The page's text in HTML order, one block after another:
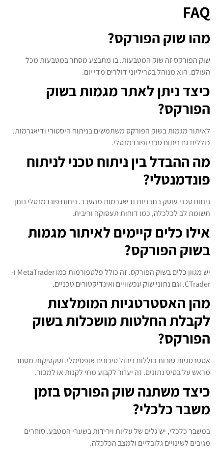
FAQ
מהו שוק הפורקס?
שוק הפורקס זה שוק המטבעות. בו מתבצע מסחר במטבעות מכל
העולם. הוא מנוהל בטריליוני דולרים מדי יום.
כיצד ניתן לאתר מגמות בשוק
הפורקס?
לאיתור מגמות בשוק הפורקס משתמשים בניתוח היסטורי ודיאגרמות.
כוללים גם ניתוח טכני ופונדמנטלי.
מה ההבדל בין ניתוח טכני לניתוח
פונדמנטלי?
ניתוח טכני עוסק בתבניות ודיאגרמות מהעבר. ניתוח פונדמנטלי נותן
תשומת לב לכלכלה, כמו דוחות תעסוקה וריבית.
אילו כלים קיימים לאיתור מגמות
בשוק הפורקס?
יש מגוון כלים בשוק הפורקס. זה כולל פלטפורמות כמו MetaTrader ו-
CTrader. וגם נתוני שוק עכשוויים ואינדיקטורים טכניים.
מהן האסטרטגיות המומלצות
לקבלת החלטות מושכלות בשוק
הפורקס?
אסטרטגיות טובות כוללות ניהול סיכונים אופטימלי. וטקטיקות מסחר
מראש על בסיס נתונים. זה יעזור לקבוע מתי לקנות או למכור.
כיצד משתנה שוק הפורקס בזמן
משבר כלכלי?
במשבר כלכלי, יש גלים של עליות וירידות בשערי המטבע. סוחרים
מגיבים לשינויים גלובליים ולמצב הכלכלה.